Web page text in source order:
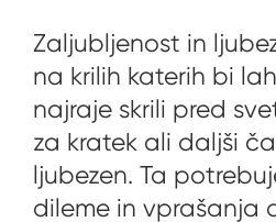
Zaljubljenost in
na krilih katerih bi
najraje skrili pred
za kratek ali daljši
ljubezen. Ta
dileme in vprašanja